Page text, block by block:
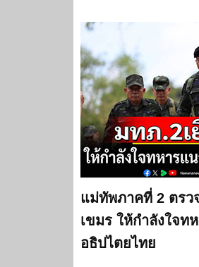
แม่ทัพภาคที่ 2 ตรว
เขมร ให้กำลังใจท
อธิปไตยไทย